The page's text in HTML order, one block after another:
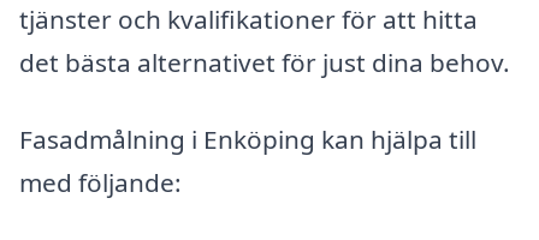
tjänster och kvalifikationer för att hitta
det bästa alternativet för just dina behov.
Fasadmålning i Enköping kan hjälpa till
med följande: